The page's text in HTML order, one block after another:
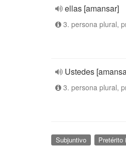
ellas [amansar]
3. persona plural,
Ustedes
3. persona plural,
Subjuntivo Pretérito